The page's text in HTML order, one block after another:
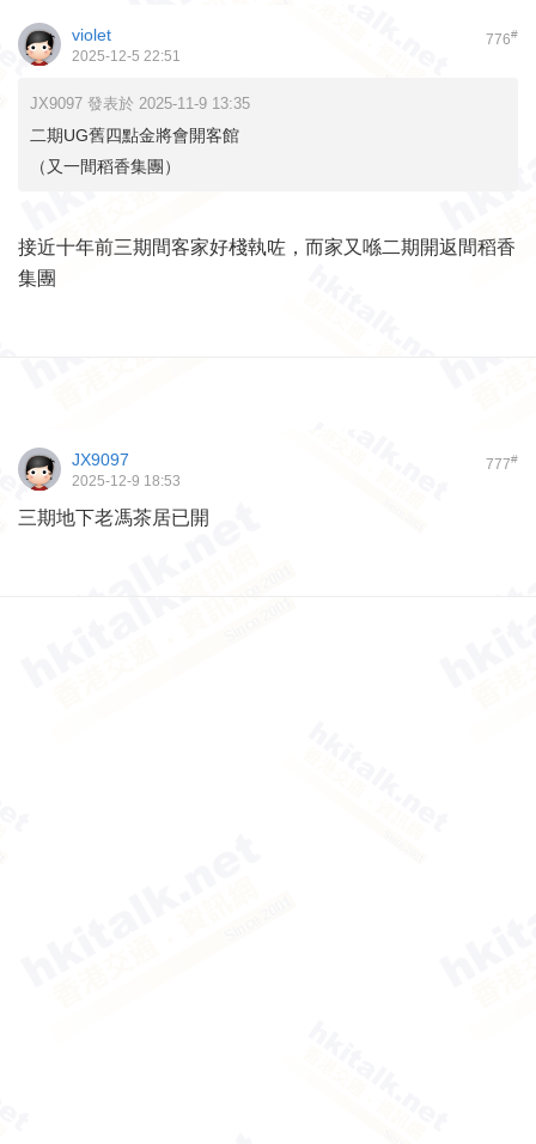
776#
violet
2025-12-5 22:51
JX9097 發表於 2025-11-9 13:35
二期UG舊四點金將會開客館
（又一間稻香集團）
接近十年前三期間客家好棧執咗，而家又喺二期開返間稻香
集團
777#
JX9097
2025-12-9 18:53
三期地下老馮茶居已開